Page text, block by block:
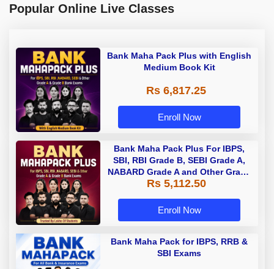
Popular Online Live Classes
Bank Maha Pack Plus with English
Medium Book Kit
Rs 6,817.25
Enroll Now
Bank Maha Pack Plus For IBPS,
SBI, RBI Grade B, SEBI Grade A,
NABARD Grade A and Other Grade
A & Grade B Bank Exams
Rs 5,112.50
Enroll Now
Bank Maha Pack for IBPS, RRB &
SBI Exams